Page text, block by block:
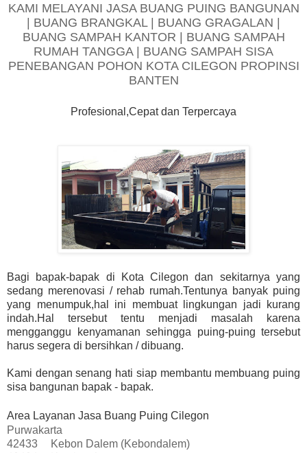
KAMI MELAYANI JASA BUANG PUING BANGUNAN
| BUANG BRANGKAL | BUANG GRAGALAN |
BUANG SAMPAH KANTOR | BUANG SAMPAH
RUMAH TANGGA | BUANG SAMPAH SISA
PENEBANGAN POHON KOTA CILEGON PROPINSI
BANTEN
Profesional,Cepat dan Terpercaya
Bagi bapak-bapak di Kota Cilegon dan sekitarnya yang
sedang merenovasi / rehab rumah.Tentunya banyak puing
yang menumpuk,hal ini membuat lingkungan jadi kurang
indah.Hal tersebut tentu menjadi masalah karena
mengganggu kenyamanan sehingga puing-puing tersebut
harus segera di bersihkan / dibuang.
Kami dengan senang hati siap membantu membuang puing
sisa bangunan bapak - bapak.
Area Layanan Jasa Buang Puing Cilegon
Purwakarta
42433
Kebon Dalem (Kebondalem)